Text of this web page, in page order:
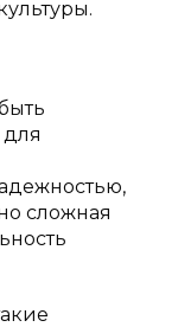
сложная